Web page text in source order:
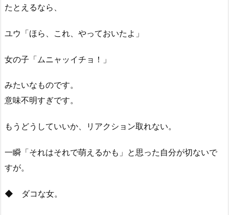
たとえるなら、
ユウ「ほら、これ、やっておいたよ」
女の子「ムニャッイチョ！」
みたいなものです。
意味不明すぎです。
もうどうしていいか、リアクション取れない。
一瞬「それはそれで萌えるかも」と思った自分が切ないで
すが。
◆ ダコな女。